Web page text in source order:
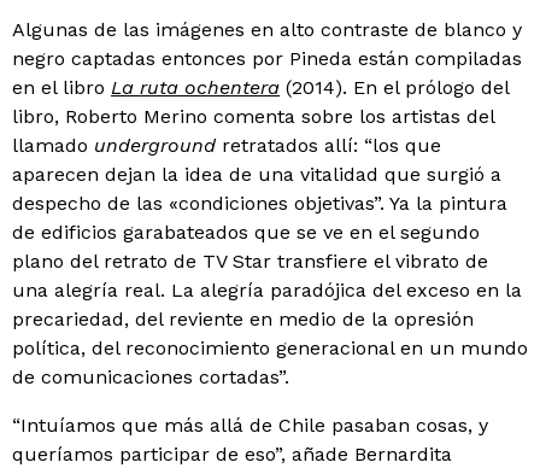
Algunas de las imágenes en alto contraste de blanco y
negro captadas entonces por Pineda están compiladas
en el libro La ruta ochentera (2014). En el prólogo del
libro, Roberto Merino comenta sobre los artistas del
llamado underground retratados allí: “los que
aparecen dejan la idea de una vitalidad que surgió a
despecho de las «condiciones objetivas”. Ya la pintura
de edificios garabateados que se ve en el segundo
plano del retrato de TV Star transfiere el vibrato de
una alegría real. La alegría paradójica del exceso en la
precariedad, del reviente en medio de la opresión
política, del reconocimiento generacional en un mundo
de comunicaciones cortadas”.
“Intuíamos que más allá de Chile pasaban cosas, y
queríamos participar de eso”, añade Bernardita